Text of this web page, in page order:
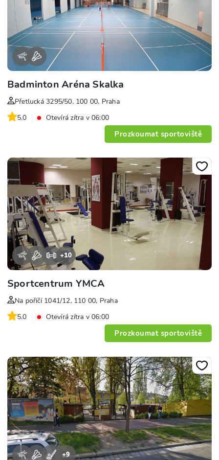
Badminton Aréna Skalka
Přetlucká 3295/50, 100 00, Praha
5.0
Otevírá zítra v 06:00
Prozkoumat sportoviště
+10
Sportcentrum YMCA
Na poříčí 1041/12, 110 00, Praha
5.0
Otevírá zítra v 06:00
Prozkoumat sportoviště
+9